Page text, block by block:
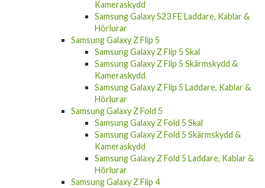
Kameraskydd
Samsung Galaxy S23 FE Laddare, Kablar &
Hörlurar
Samsung Galaxy Z Flip 5
Samsung Galaxy Z Flip 5 Skal
Samsung Galaxy Z Flip 5 Skärmskydd &
Kameraskydd
Samsung Galaxy Z Flip 5 Laddare, Kablar &
Hörlurar
Samsung Galaxy Z Fold 5
Samsung Galaxy Z Fold 5 Skal
Samsung Galaxy Z Fold 5 Skärmskydd &
Kameraskydd
Samsung Galaxy Z Fold 5 Laddare, Kablar &
Hörlurar
Samsung Galaxy Z Flip 4